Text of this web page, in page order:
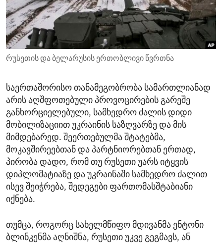
ENVIRONMENT AND HEALTH
IDEALS AND INSTITUTIONS
რუსეთის და ბელარუსის ერთობლივი წვრთნა
საერთაშორისო თანამეგობრობა სამართლიანად
არის აღშფოთებული პროვოცირების გარეშე
განხორციელებული, სამხედრო ძალის დიდი
მობილიზაციით უკრაინის საზღვარზე და მის
მიმდებარედ. შეერთებულმა შტატებმა,
მოკავშირეებთან და პარტნიორებთან ერთად,
პირობა დადო, რომ თუ რუსეთი უარს იტყვის
დიპლომატიაზე და უკრაინაში სამხედრო ძალით
ისევ შეიჭრება, შედეგები ფართომასშტაბიანი
იქნება.
თუმცა, როგორც სახელმწიფო მდივანმა ენტონი
ბლინკენმა აღნიშნა, რუსეთი უკვე გეგმავს, ან